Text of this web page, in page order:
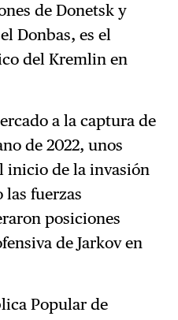
de Donetsk y
Donbas, es el
del Kremlin en
a la captura de
de 2022, unos
inicio de la invasión
las fuerzas
posiciones
de Jarkov en
Popular de